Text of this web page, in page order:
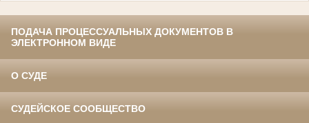
ПОДАЧА ПРОЦЕССУАЛЬНЫХ ДОКУМЕНТОВ В
ЭЛЕКТРОННОМ ВИДЕ
О СУДЕ
СУДЕЙСКОЕ СООБЩЕСТВО